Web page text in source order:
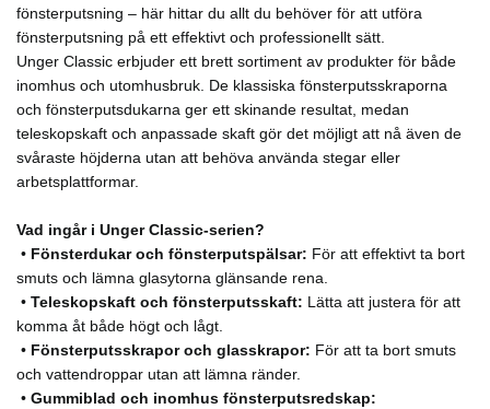
fönsterputsning – här hittar du allt du behöver för att utföra
fönsterputsning på ett effektivt och professionellt sätt.
Unger Classic erbjuder ett brett sortiment av produkter för både
inomhus och utomhusbruk. De klassiska fönsterputsskraporna
och fönsterputsdukarna ger ett skinande resultat, medan
teleskopskaft och anpassade skaft gör det möjligt att nå även de
svåraste höjderna utan att behöva använda stegar eller
arbetsplattformar.
Vad ingår i Unger Classic-serien?
• Fönsterdukar och fönsterputspälsar: För att effektivt ta bort
smuts och lämna glasytorna glänsande rena.
• Teleskopskaft och fönsterputsskaft: Lätta att justera för att
komma åt både högt och lågt.
• Fönsterputsskrapor och glasskrapor: För att ta bort smuts
och vattendroppar utan att lämna ränder.
• Gummiblad och inomhus fönsterputsredskap: